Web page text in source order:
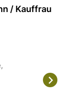
/ Kauffrau